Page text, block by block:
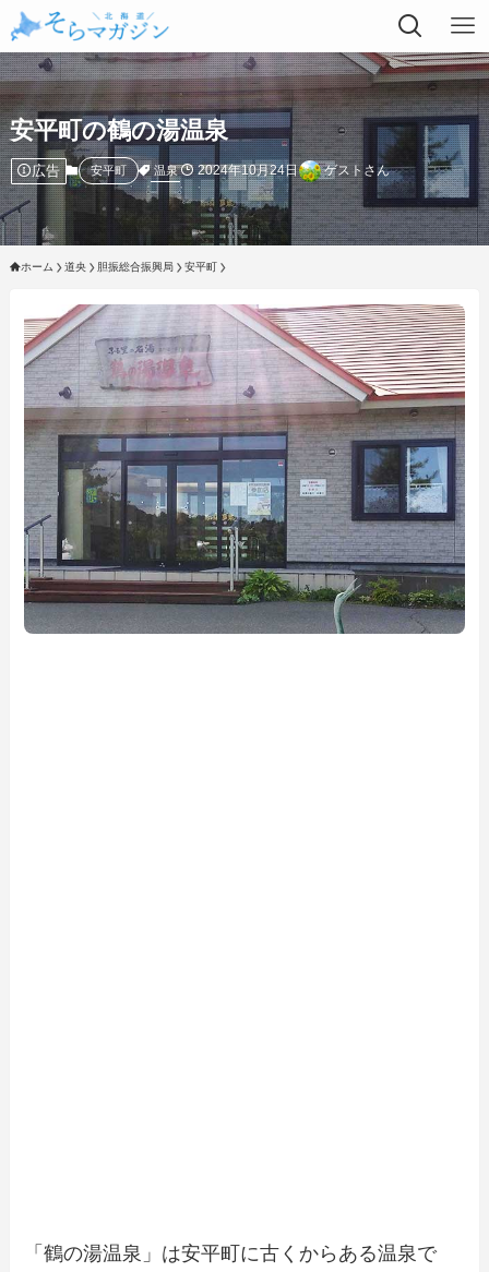
安平町の鶴の湯温泉
広告 安平町 温泉 2024年10月24日 ゲストさん
ホーム 道央 胆振総合振興局 安平町
「鶴の湯温泉」は安平町に古くからある温泉で